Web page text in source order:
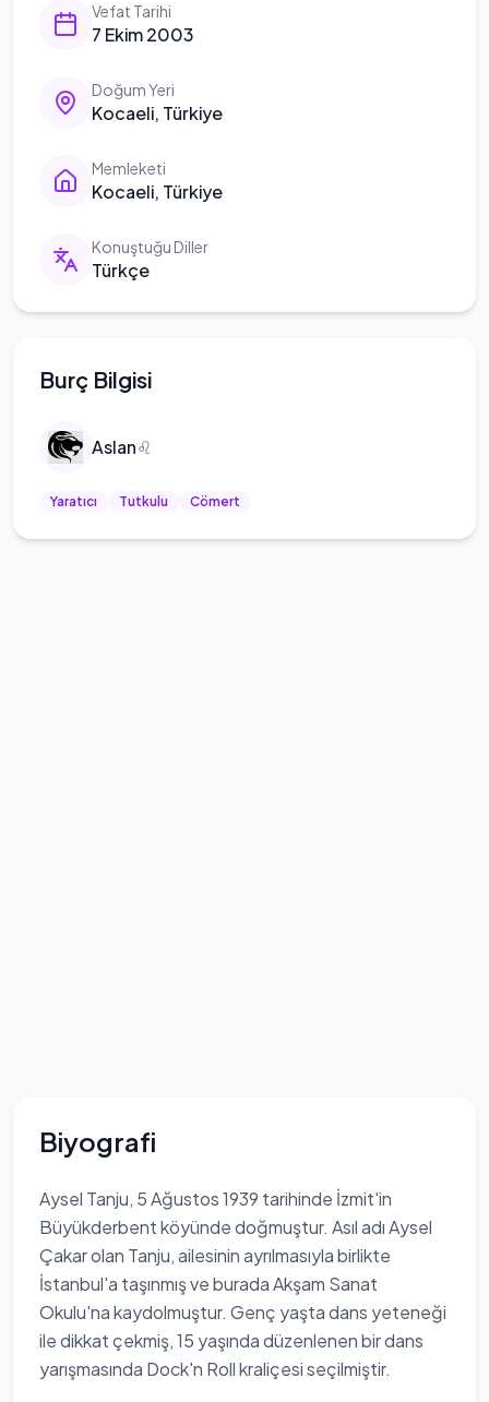
Vefat Tarihi
7 Ekim 2003
Doğum Yeri
Kocaeli, Türkiye
Memleketi
Kocaeli, Türkiye
Konuştuğu Diller
Türkçe
Burç Bilgisi
Aslan♌
Yaratıcı Tutkulu Cömert
Biyografi
Aysel Tanju, 5 Ağustos 1939 tarihinde İzmit'in
Büyükderbent köyünde doğmuştur. Asıl adı Aysel
Çakar olan Tanju, ailesinin ayrılmasıyla birlikte
İstanbul'a taşınmış ve burada Akşam Sanat
Okulu'na kaydolmuştur. Genç yaşta dans yeteneği
ile dikkat çekmiş, 15 yaşında düzenlenen bir dans
yarışmasında Dock'n Roll kraliçesi seçilmiştir.